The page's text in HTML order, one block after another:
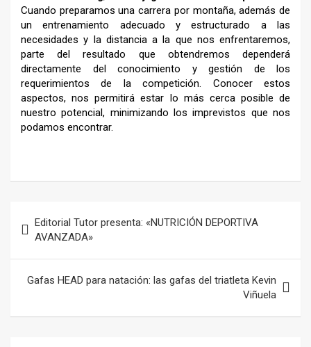
Cuando preparamos una carrera por montaña, además de
un entrenamiento adecuado y estructurado a las
necesidades y la distancia a la que nos enfrentaremos,
parte del resultado que obtendremos dependerá
directamente del conocimiento y gestión de los
requerimientos de la competición. Conocer estos
aspectos, nos permitirá estar lo más cerca posible de
nuestro potencial, minimizando los imprevistos que nos
podamos encontrar.
de
entradas
Editorial Tutor presenta: «NUTRICIÓN DEPORTIVA
AVANZADA»
Gafas HEAD para natación: las gafas del triatleta Kevin
Viñuela